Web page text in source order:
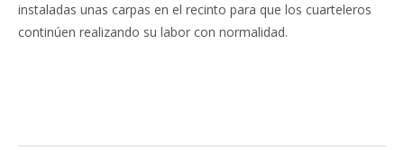
instaladas unas carpas en el recinto para que los cuarteleros
continúen realizando su labor con normalidad.